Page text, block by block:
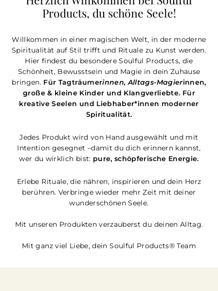
Products, du schöne Seele!
Willkommen in einer magischen Welt, in der moderne
Spiritualität auf Stil trifft und Rituale zu Kunst werden.
Hier findest du besondere Soulful Products, die
Schönheit, Bewusstsein und Magie in dein Zuhause
bringen. Für Tagträumerinnen, Alltags-Magierinnen,
große & kleine Kinder und Klangverliebte. Für
kreative Seelen und Liebhaber*innen moderner
Spiritualität.
Jedes Produkt wird von Hand ausgewählt und mit
Intention gesegnet –damit du dich erinnern kannst,
wer du wirklich bist: pure, schöpferische Energie.
Erlebe Rituale, die nähren, inspirieren und dein Herz
berühren. Verbringe wieder mehr Zeit mit deiner
wunderschönen Seele.
Mit unseren Produkten verzauberst du deinen Alltag.
Mit ganz viel Liebe, dein Soulful Products® Team